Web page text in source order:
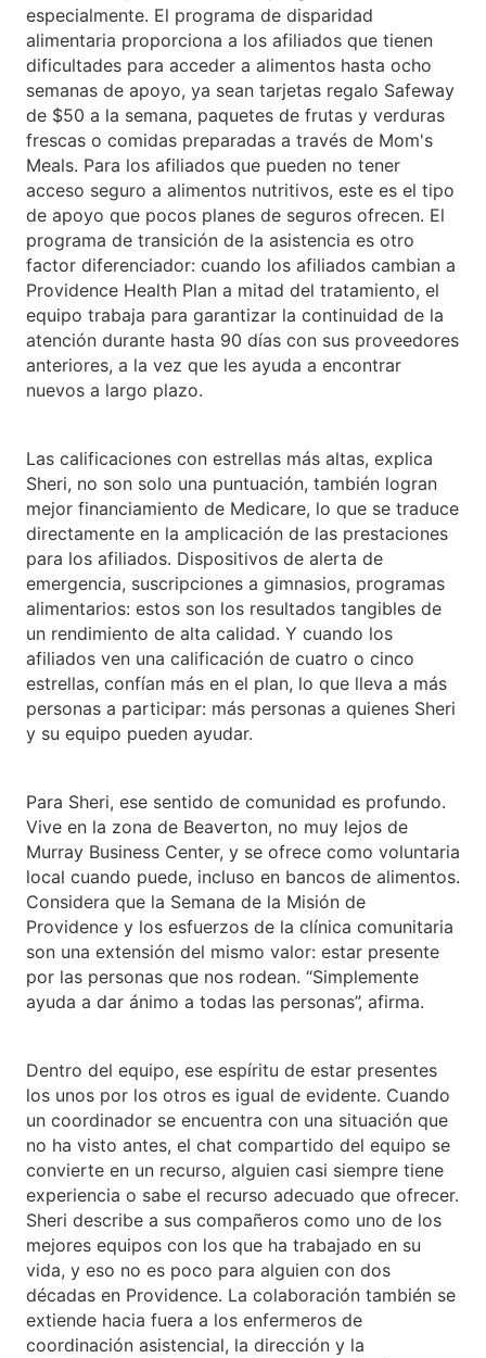
especialmente. El programa de disparidad
alimentaria proporciona a los afiliados que tienen
dificultades para acceder a alimentos hasta ocho
semanas de apoyo, ya sean tarjetas regalo Safeway
de $50 a la semana, paquetes de frutas y verduras
frescas o comidas preparadas a través de Mom's
Meals. Para los afiliados que pueden no tener
acceso seguro a alimentos nutritivos, este es el tipo
de apoyo que pocos planes de seguros ofrecen. El
programa de transición de la asistencia es otro
factor diferenciador: cuando los afiliados cambian a
Providence Health Plan a mitad del tratamiento, el
equipo trabaja para garantizar la continuidad de la
atención durante hasta 90 días con sus proveedores
anteriores, a la vez que les ayuda a encontrar
nuevos a largo plazo.
Las calificaciones con estrellas más altas, explica
Sheri, no son solo una puntuación, también logran
mejor financiamiento de Medicare, lo que se traduce
directamente en la amplicación de las prestaciones
para los afiliados. Dispositivos de alerta de
emergencia, suscripciones a gimnasios, programas
alimentarios: estos son los resultados tangibles de
un rendimiento de alta calidad. Y cuando los
afiliados ven una calificación de cuatro o cinco
estrellas, confían más en el plan, lo que lleva a más
personas a participar: más personas a quienes Sheri
y su equipo pueden ayudar.
Para Sheri, ese sentido de comunidad es profundo.
Vive en la zona de Beaverton, no muy lejos de
Murray Business Center, y se ofrece como voluntaria
local cuando puede, incluso en bancos de alimentos.
Considera que la Semana de la Misión de
Providence y los esfuerzos de la clínica comunitaria
son una extensión del mismo valor: estar presente
por las personas que nos rodean. “Simplemente
ayuda a dar ánimo a todas las personas”, afirma.
Dentro del equipo, ese espíritu de estar presentes
los unos por los otros es igual de evidente. Cuando
un coordinador se encuentra con una situación que
no ha visto antes, el chat compartido del equipo se
convierte en un recurso, alguien casi siempre tiene
experiencia o sabe el recurso adecuado que ofrecer.
Sheri describe a sus compañeros como uno de los
mejores equipos con los que ha trabajado en su
vida, y eso no es poco para alguien con dos
décadas en Providence. La colaboración también se
extiende hacia fuera a los enfermeros de
coordinación asistencial, la dirección y la